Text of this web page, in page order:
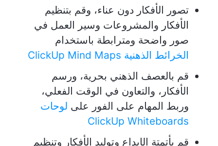
تصور الأفكار دون عناء، وقم بتنظيم
الأفكار والمشروعات وسير العمل في
صور واضحة ومترابطة باستخدام
الخرائط الذهنية ClickUp Mind Maps
قم بالعصف الذهني بحرية، ورسم
الأفكار، والتعاون في الوقت الفعلي،
وربط المهام على الفور على لوحات
ClickUp Whiteboards
قم بأتمتة الإبداع وتوليد الأفكار وتنظيم